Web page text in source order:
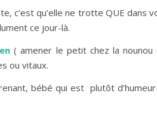
c’est qu’elle ne trotte QUE dans
ce jour-là.
( amener le petit chez la nounou
ou vitaux.
bébé qui est plutôt